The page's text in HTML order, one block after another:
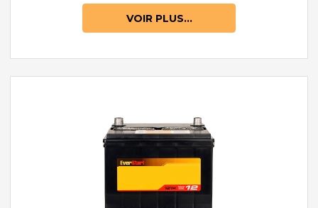
VOIR PLUS...